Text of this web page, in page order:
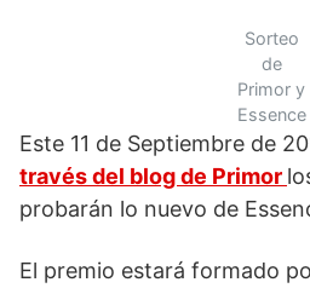
Sorteo
de
Primor y
Essence
Este 11 de Septiembre de
través del blog de Primor
probarán lo nuevo de
El premio estará formado